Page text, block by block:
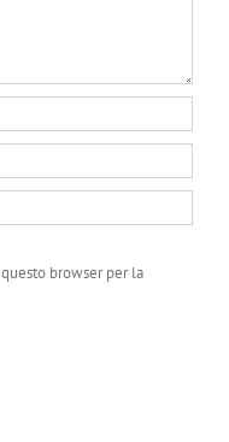
browser per la